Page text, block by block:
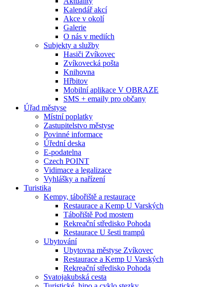
Kalendář akcí
Akce v okolí
Galerie
O nás v mediích
Subjekty a služby
Hasiči Zvíkovec
Zvíkovecká pošta
Knihovna
Hřbitov
Mobilní aplikace V OBRAZE
SMS + emaily pro občany
Úřad městyse
Místní poplatky
Zastupitelstvo městyse
Povinné informace
Úřední deska
E-podatelna
Czech POINT
Vidimace a legalizace
Vyhlášky a nařízení
Turistika
Kempy, tábořiště a restaurace
Restaurace a Kemp U Varských
Tábořiště Pod mostem
Rekreační středisko Pohoda
Restaurace U šesti trampů
Ubytování
Ubytovna městyse Zvíkovec
Restaurace a Kemp U Varských
Rekreační středisko Pohoda
Svatojakubská cesta